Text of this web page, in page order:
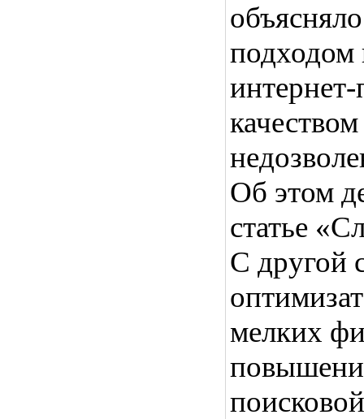
подходом
Об этом
статье
С другой
мелких